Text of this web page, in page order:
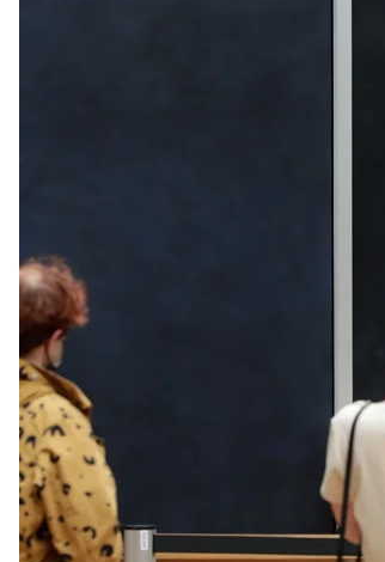
Відвідувачі
Коли йдеться про унікальність
Якщо зовсім просто, то сфумато
об’ємними. Це досягається
контури та здаються оповитими
на відстані треба писати
у диму.
Це добре видно, якщо поставити
— старший сучасник да Вінчі.
персонажів мають дуже чіткі
Натомість Леонардо да Вінчі
«Сфумато — це такий серпанок,
не просто відчуття товщі повітря
скажімо, на кладовище, або
захоплення і тремтіння в душі»
, —
читайте також
Таємниця «Мони Лізи»: Леонардо